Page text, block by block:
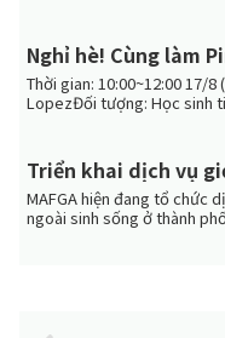
Nghỉ hè! Cùng làm
Thời gian: 10:00~12:00 17/8
LopezĐối tượng: Học sinh
Triển khai dịch vụ
MAFGA hiện đang tổ chức
ngoài sinh sống ở thành